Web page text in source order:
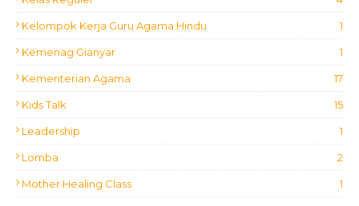
Kelompok Kerja Guru Agama Hindu 1
Kemenag Gianyar 1
Kementerian Agama 17
Kids Talk 15
Leadership 1
Lomba 2
Mother Healing Class 1